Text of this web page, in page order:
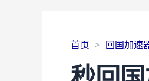
首页 回国加速